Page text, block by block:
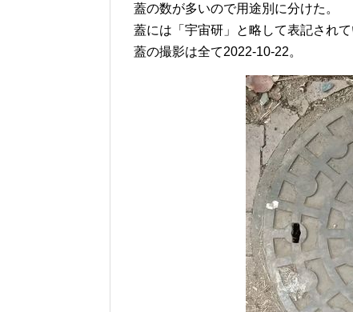
蓋の数が多いので用途別に分けた。
蓋には「宇宙研」と略して表記されて
蓋の撮影は全て2022-10-22。